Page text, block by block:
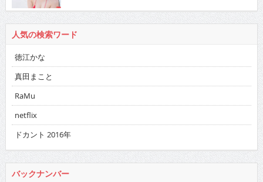
人気の検索ワード
徳江かな
真田まこと
RaMu
netflix
ドカント 2016年
バックナンバー